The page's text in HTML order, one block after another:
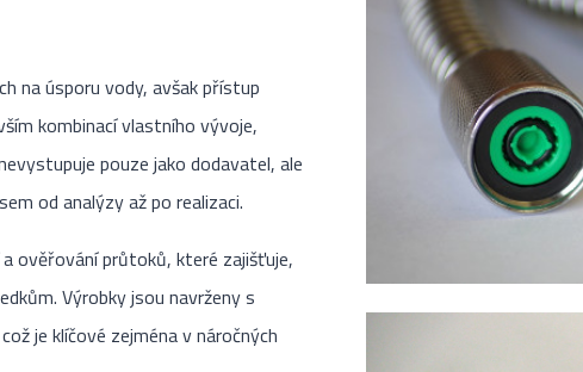
na úsporu vody, avšak přístup
kombinací vlastního vývoje,
pouze jako dodavatel, ale
od analýzy až po realizaci.
ověřování průtoků, které zajišťuje,
Výrobky jsou navrženy s
je klíčové zejména v náročných